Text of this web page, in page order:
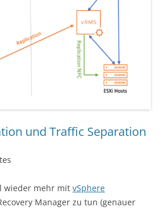
und Traffic Separation
wieder mehr mit vSphere
Manager zu tun (genauer